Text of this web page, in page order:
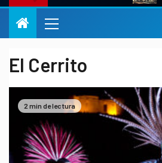
El Cerrito
2 min de lectura